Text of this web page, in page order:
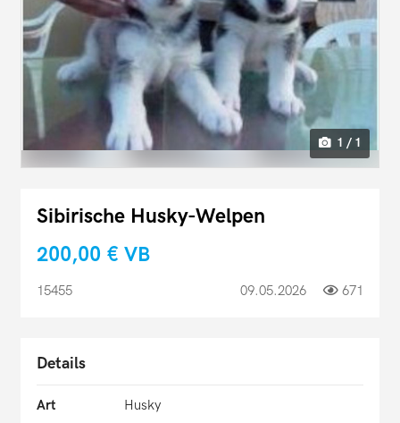
1 / 1
Sibirische Husky-Welpen
200,00 € VB
15455 09.05.2026 671
Details
Art
Husky